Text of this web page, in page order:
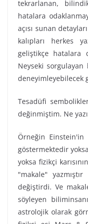
tekrarlanan,
hatalara
açısı sunan
kalıpları herkes
geliştikçe hatalara
Neyseki
deneyimleyebilecek
Tesadüfi
değinmiştim. Ne
Örneğin
göstermektedir yoksa
yoksa fizikçi
"makale"
değiştirdi. Ve
söyleyen
astrolojik olarak